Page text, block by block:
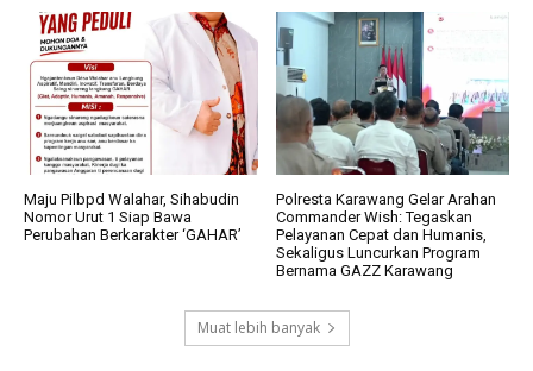
Maju Pilbpd Walahar, Sihabudin
Nomor Urut 1 Siap Bawa
Perubahan Berkarakter ‘GAHAR’
Polresta Karawang Gelar Arahan
Commander Wish: Tegaskan
Pelayanan Cepat dan Humanis,
Sekaligus Luncurkan Program
Bernama GAZZ Karawang
Muat lebih banyak